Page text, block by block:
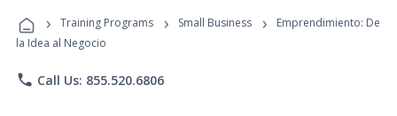
Programs
› Training Programs › Small Business ›
Emprendimiento: De
la Idea al Negocio
phone Call Us: 855.520.6806